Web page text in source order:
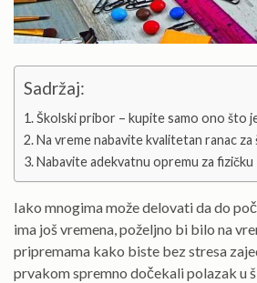
Sadržaj:
Školski pribor – kupite samo ono što
Na vreme nabavite kvalitetan ranac za
Nabavite adekvatnu opremu za fizičku
Iako mnogima može delovati da do
ima još vremena, poželjno bi bilo na
pripremama kako biste bez stresa
prvakom spremno dočekali polazak u